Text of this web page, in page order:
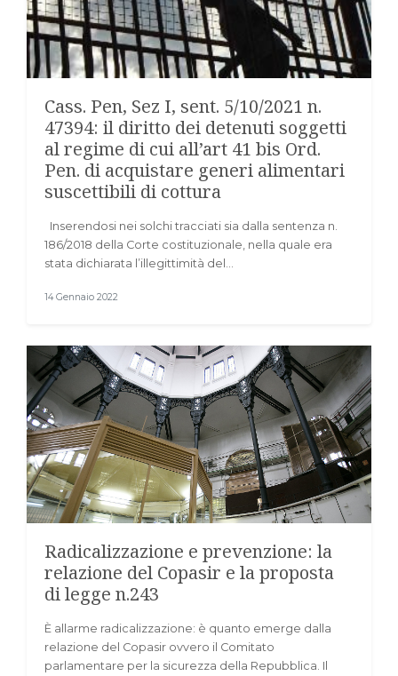
Cass. Pen, Sez I, sent. 5/10/2021 n.
47394: il diritto dei detenuti soggetti
al regime di cui all’art 41 bis Ord.
Pen. di acquistare generi alimentari
suscettibili di cottura
Inserendosi nei solchi tracciati sia dalla sentenza n.
186/2018 della Corte costituzionale, nella quale era
stata dichiarata l’illegittimità del…
14 Gennaio 2022
Radicalizzazione e prevenzione: la
relazione del Copasir e la proposta
di legge n.243
È allarme radicalizzazione: è quanto emerge dalla
relazione del Copasir ovvero il Comitato
parlamentare per la sicurezza della Repubblica. Il